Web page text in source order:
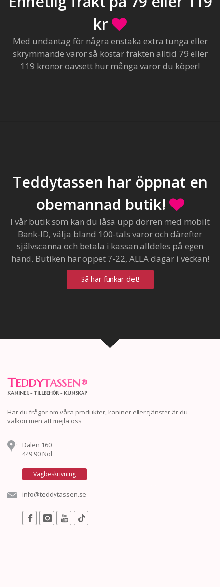
kr
Med undantag för några enstaka extra tunga eller
skrymmande varor så kostar frakten alltid 79 eller
119 kronor oavsett hur många varor du köper!
Teddytassen har öppnat en
obemannad butik!
I vår butik som kan du låsa upp dörren med mobilt
Bank-ID, välja bland 100-tals varor och därefter
självscanna och betala i kassan alldeles på egen
hand. Butiken har öppet 7-22, ALLA dagar i veckan!
Så här funkar det!
TEDDYTASSEN®
KANINER - TILLBEHÖR - KUNSKAP
Har du frågor om våra produkter, kaniner eller tjänster är du
välkommen att mejla oss.
Dalen 160
449 90 Nol
Vägbeskrivning
info@teddytassen.se